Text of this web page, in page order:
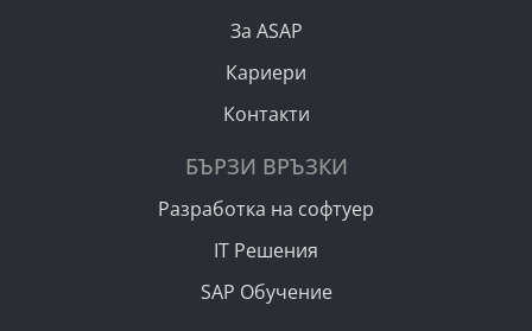
За ASAP
Кариери
Контакти
БЪРЗИ ВРЪЗКИ
Разработка на софтуер
IT Решения
SAP Обучение